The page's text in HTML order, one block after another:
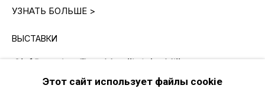
* принадлежит компании Meta, признанной
экстремистской и запрещённой на
Этот сайт использует файлы cookie
УЗНАТЬ БОЛЬШЕ >
ВЫСТАВКИ
Olaf Breuning, Tony Matelli, John Miller.Gary
Tatintsian Gallery, Mar 21–Jun 15, 2014